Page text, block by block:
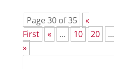
Page 30 of 35
«
First
« ... 10 20 ...
»